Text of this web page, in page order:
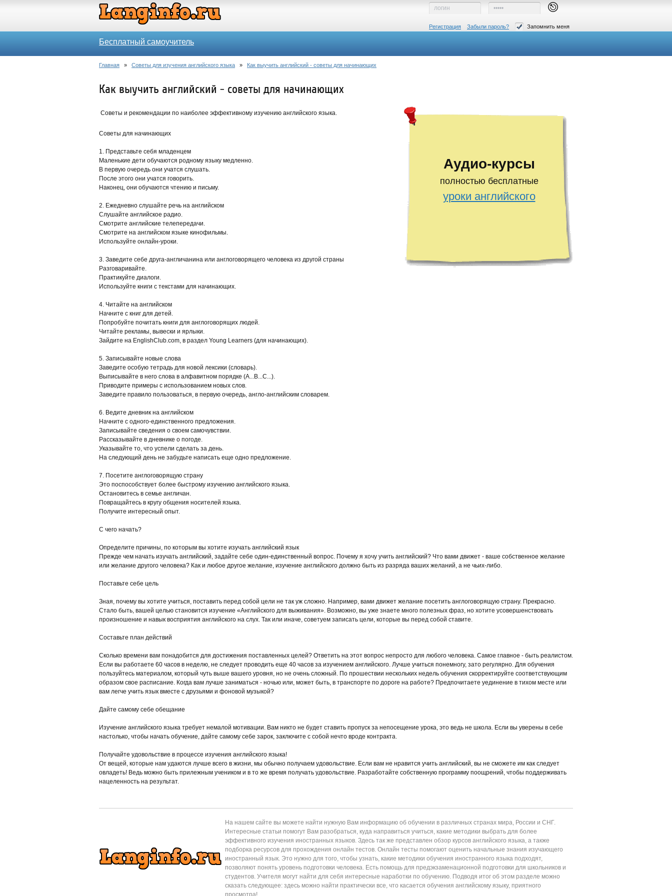
Регистрация Забыли пароль? Запомнить меня
Бесплатный самоучитель
Главная » Советы для изучения английского языка » Как выучить английский - советы для начинающих
Как выучить английский - советы для начинающих
Аудио-курсы
полностью бесплатные
уроки английского
Советы и рекомендации по наиболее эффективному изучению английского языка.
Советы для начинающих
1. Представьте себя младенцем
Маленькие дети обучаются родному языку медленно.
В первую очередь они учатся слушать.
После этого они учатся говорить.
Наконец, они обучаются чтению и письму.
2. Ежедневно слушайте речь на английском
Слушайте английское радио.
Смотрите английские телепередачи.
Смотрите на английском языке кинофильмы.
Используйте онлайн-уроки.
3. Заведите себе друга-англичанина или англоговорящего человека из другой страны
Разговаривайте.
Практикуйте диалоги.
Используйте книги с текстами для начинающих.
4. Читайте на английском
Начните с книг для детей.
Попробуйте почитать книги для англоговорящих людей.
Читайте рекламы, вывески и ярлыки.
Зайдите на EnglishClub.com, в раздел Young Learners (для начинающих).
5. Записывайте новые слова
Заведите особую тетрадь для новой лексики (словарь).
Выписывайте в него слова в алфавитном порядке (A...B...C...).
Приводите примеры с использованием новых слов.
Заведите правило пользоваться, в первую очередь, англо-английским словарем.
6. Ведите дневник на английском
Начните с одного-единственного предложения.
Записывайте сведения о своем самочувствии.
Рассказывайте в дневнике о погоде.
Указывайте то, что успели сделать за день.
На следующий день не забудьте написать еще одно предложение.
7. Посетите англоговорящую страну
Это поспособствует более быстрому изучению английского языка.
Остановитесь в семье англичан.
Повращайтесь в кругу общения носителей языка.
Получите интересный опыт.
С чего начать?
Определите причины, по которым вы хотите изучать английский язык
Прежде чем начать изучать английский, задайте себе один-единственный вопрос. Почему я хочу учить английский? Что вами движет - ваше собственное желание
или желание другого человека? Как и любое другое желание, изучение английского должно быть из разряда ваших желаний, а не чьих-либо.
Поставьте себе цель
Зная, почему вы хотите учиться, поставить перед собой цели не так уж сложно. Например, вами движет желание посетить англоговорящую страну. Прекрасно.
Стало быть, вашей целью становится изучение «Английского для выживания». Возможно, вы уже знаете много полезных фраз, но хотите усовершенствовать
произношение и навык восприятия английского на слух. Так или иначе, советуем записать цели, которые вы перед собой ставите.
Составьте план действий
Сколько времени вам понадобится для достижения поставленных целей? Ответить на этот вопрос непросто для любого человека. Самое главное - быть реалистом.
Если вы работаете 60 часов в неделю, не следует проводить еще 40 часов за изучением английского. Лучше учиться понемногу, зато регулярно. Для обучения
пользуйтесь материалом, который чуть выше вашего уровня, но не очень сложный. По прошествии нескольких недель обучения скорректируйте соответствующим
образом свое расписание. Когда вам лучше заниматься - ночью или, может быть, в транспорте по дороге на работе? Предпочитаете уединение в тихом месте или
вам легче учить язык вместе с друзьями и фоновой музыкой?
Дайте самому себе обещание
Изучение английского языка требует немалой мотивации. Вам никто не будет ставить пропуск за непосещение урока, это ведь не школа. Если вы уверены в себе
настолько, чтобы начать обучение, дайте самому себе зарок, заключите с собой нечто вроде контракта.
Получайте удовольствие в процессе изучения английского языка!
От вещей, которые нам удаются лучше всего в жизни, мы обычно получаем удовольствие. Если вам не нравится учить английский, вы не сможете им как следует
овладеть! Ведь можно быть прилежным учеником и в то же время получать удовольствие. Разработайте собственную программу поощрений, чтобы поддерживать
нацеленность на результат.
На нашем сайте вы можете найти нужную Вам информацию об обучении в различных странах мира, России и СНГ.
Интересные статьи помогут Вам разобраться, куда направиться учиться, какие методики выбрать для более
эффективного изучения иностранных языков. Здесь так же представлен обзор курсов английского языка, а также
подборка ресурсов для прохождения онлайн тестов. Онлайн тесты помогают оценить начальные знания изучающего
иностранный язык. Это нужно для того, чтобы узнать, какие методики обучения иностранного языка подходят,
позволяют понять уровень подготовки человека. Есть помощь для предэкзаменационной подготовки для школьников и
студентов. Учителя могут найти для себя интересные наработки по обучению. Подводя итог об этом разделе можно
сказать следующее: здесь можно найти практически все, что касается обучения английскому языку, приятного
просмотра!